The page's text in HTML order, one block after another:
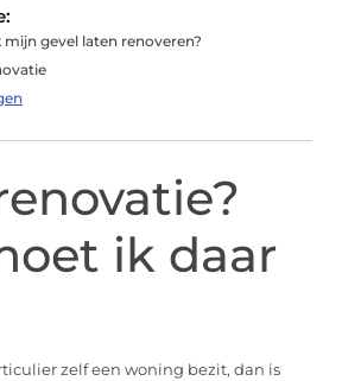
gevel laten renoveren?
ik daar
zelf een woning bezit, dan is